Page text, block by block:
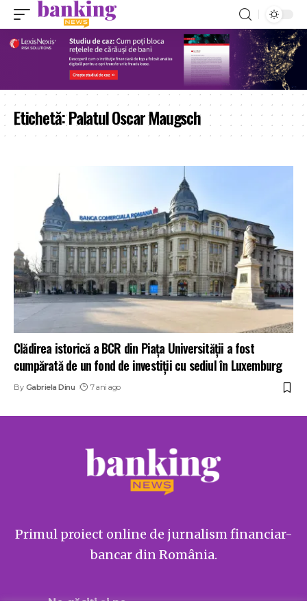
Etichetă:Palatul Oscar Maugsch
Clădirea istorică a BCR din Piața Universității a fost
cumpărată de un fond de investiții cu sediul în Luxemburg
By Gabriela Dinu 7 ani ago
Primul proiect online de jurnalism financiar-
bancar din România.
Ne găsiți și pe